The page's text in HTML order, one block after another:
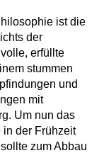
ist die
der
erfüllte
stummen
und
mit
Um nun das
in der Frühzeit
zum Abbau